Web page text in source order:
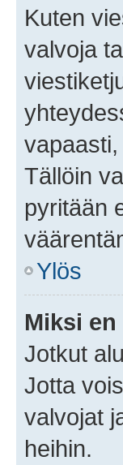
Kuten
valvoja
Tällöin
pyritään
Ylös
Miksi
Jotkut
Jotta
valvojat
heihin.